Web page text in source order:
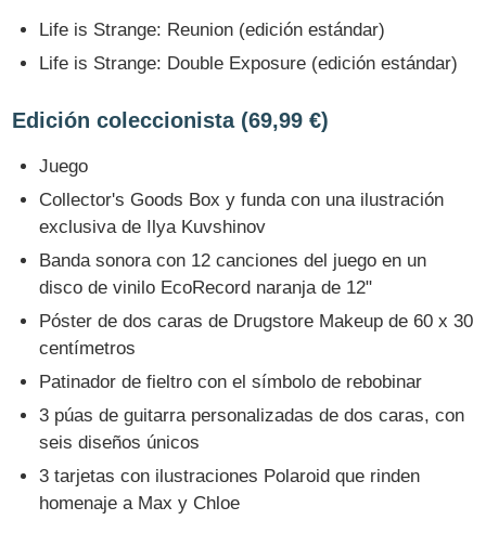
Life is Strange: Reunion (edición estándar)
Life is Strange: Double Exposure (edición estándar)
Edición coleccionista (69,99 €)
Juego
Collector's Goods Box y funda con una ilustración
exclusiva de Ilya Kuvshinov
Banda sonora con 12 canciones del juego en un
disco de vinilo EcoRecord naranja de 12"
Póster de dos caras de Drugstore Makeup de 60 x 30
centímetros
Patinador de fieltro con el símbolo de rebobinar
3 púas de guitarra personalizadas de dos caras, con
seis diseños únicos
3 tarjetas con ilustraciones Polaroid que rinden
homenaje a Max y Chloe